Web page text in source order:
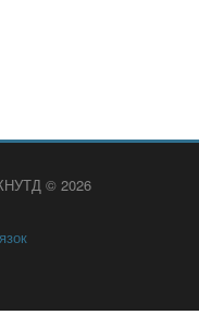
КНУТД © 2026